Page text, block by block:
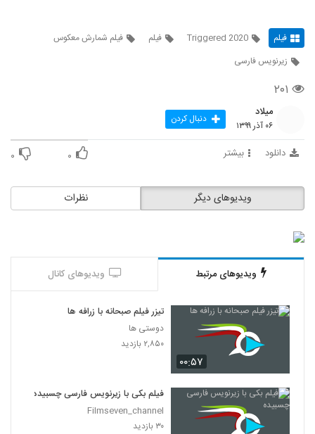
فیلم Triggered 2020 فیلم
فیلم شمارش معکوس
زیرنویس فارسی
۲۰۱
میلاد
۰۶ آذر ۱۳۹۹ دنبال کردن
دانلود بیشتر ۰ ۰
نظرات ویدیوهای دیگر
ویدیوهای مرتبط ویدیوهای کانال
۰۰:۵۷
تیزر فیلم صبحانه با زرافه ها
دوستی ها
۲,۸۵۰ بازدید
فیلم بکی با زیرنویس فارسی چسبیده
Filmseven_channel
۳۰ بازدید